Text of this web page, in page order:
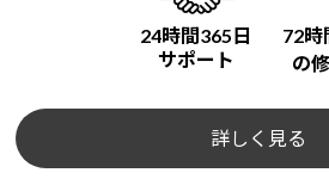
24時間365日
サポート
72時
の
詳しく見る